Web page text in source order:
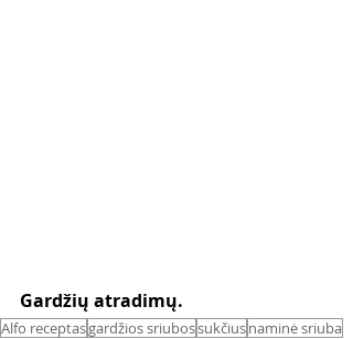
Gardžių atradimų.
Alfo receptasgardžios sriubossukčiusnaminė sriuba